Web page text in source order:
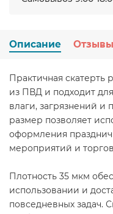
Описание Отзывы
Практичная скатерть
из ПВД и подходит
влаги, загрязнений
размер позволяет
оформления
мероприятий и
Плотность 35 мкм
использовании и
повседневных задач.